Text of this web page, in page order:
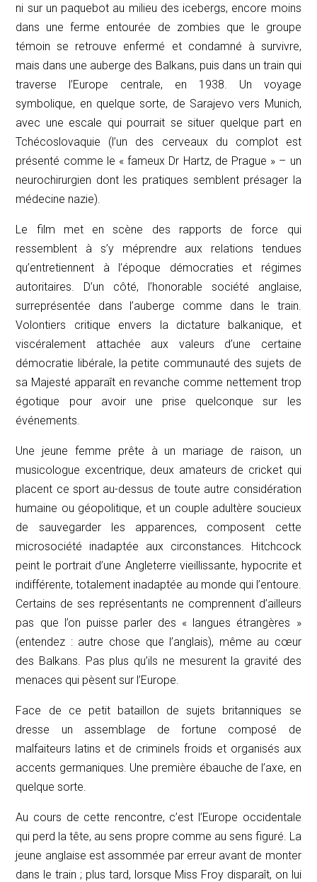
ni sur un paquebot au milieu des icebergs, encore moins
dans une ferme entourée de zombies que le groupe
témoin se retrouve enfermé et condamné à survivre,
mais dans une auberge des Balkans, puis dans un train qui
traverse l’Europe centrale, en 1938. Un voyage
symbolique, en quelque sorte, de Sarajevo vers Munich,
avec une escale qui pourrait se situer quelque part en
Tchécoslovaquie (l’un des cerveaux du complot est
présenté comme le « fameux Dr Hartz, de Prague » – un
neurochirurgien dont les pratiques semblent présager la
médecine nazie).
Le film met en scène des rapports de force qui
ressemblent à s’y méprendre aux relations tendues
qu’entretiennent à l’époque démocraties et régimes
autoritaires. D’un côté, l’honorable société anglaise,
surreprésentée dans l’auberge comme dans le train.
Volontiers critique envers la dictature balkanique, et
viscéralement attachée aux valeurs d’une certaine
démocratie libérale, la petite communauté des sujets de
sa Majesté apparaît en revanche comme nettement trop
égotique pour avoir une prise quelconque sur les
événements.
Une jeune femme prête à un mariage de raison, un
musicologue excentrique, deux amateurs de cricket qui
placent ce sport au-dessus de toute autre considération
humaine ou géopolitique, et un couple adultère soucieux
de sauvegarder les apparences, composent cette
microsociété inadaptée aux circonstances. Hitchcock
peint le portrait d’une Angleterre vieillissante, hypocrite et
indifférente, totalement inadaptée au monde qui l’entoure.
Certains de ses représentants ne comprennent d’ailleurs
pas que l’on puisse parler des « langues étrangères »
(entendez : autre chose que l’anglais), même au cœur
des Balkans. Pas plus qu’ils ne mesurent la gravité des
menaces qui pèsent sur l’Europe.
Face de ce petit bataillon de sujets britanniques se
dresse un assemblage de fortune composé de
malfaiteurs latins et de criminels froids et organisés aux
accents germaniques. Une première ébauche de l’axe, en
quelque sorte.
Au cours de cette rencontre, c’est l’Europe occidentale
qui perd la tête, au sens propre comme au sens figuré. La
jeune anglaise est assommée par erreur avant de monter
dans le train ; plus tard, lorsque Miss Froy disparaît, on lui